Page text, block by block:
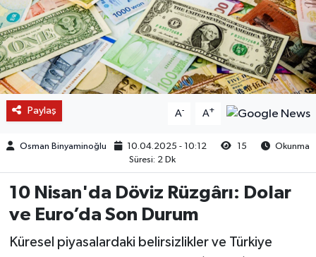
Paylaş A- A+
Osman Binyaminoğlu 10.04.2025 - 10:12 15
Okunma
Süresi: 2 Dk
10 Nisan'da Döviz Rüzgârı: Dolar
ve Euro’da Son Durum
Küresel piyasalardaki belirsizlikler ve Türkiye